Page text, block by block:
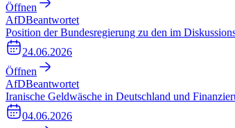
Öffnen
AfDBeantwortet
Position der Bundesregierung zu den im
24.06.2026
Öffnen
AfDBeantwortet
Iranische Geldwäsche in Deutschland und
04.06.2026